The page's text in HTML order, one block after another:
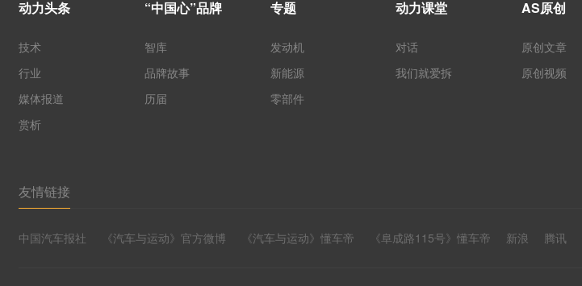
动力头条
技术
行业
媒体报道
赏析
“中国心”品牌
智库
品牌故事
历届
专题
发动机
新能源
零部件
动力课堂
对话
我们就爱拆
AS原创
原创文章
原创视频
友情链接
中国汽车报社 《汽车与运动》官方微博 《汽车与运动》懂车帝 《阜成路115号》懂车帝 新浪 腾讯